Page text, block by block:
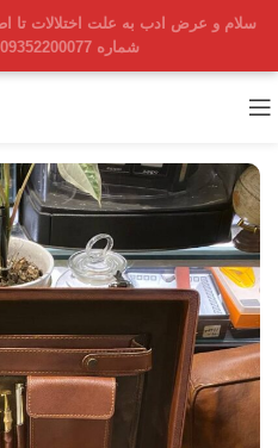
سلام و عرض ادب به علت اختلالات تا
شماره 09352200077 امکان پذیر است.